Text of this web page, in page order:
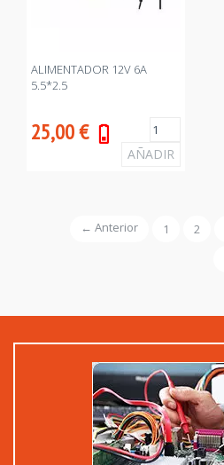
ALIMENTADOR 12V 6A
5.5*2.5
25,00€
← Anterior 1 2